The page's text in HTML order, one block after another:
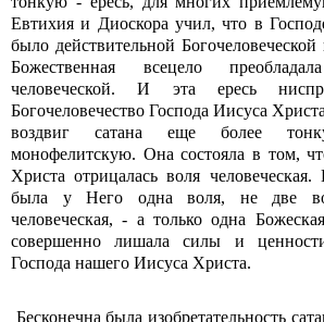
Евтихия и Диоскора учил, что в
было действительной
Божественная всецело
человеческой. И эта ересь
Богочеловечество Господа Иисуса
воздвиг сатана еще более
монофелитскую. Она состояла в том,
Христа отрицалась воля
была у Него одна воля, не две
человеческая, - а только одна
совершенно лишала силы и
Господа нашего Иисуса Христа.
Бесконечна была изобретательность